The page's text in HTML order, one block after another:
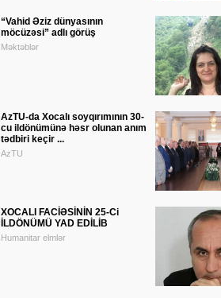
“Vahid Əziz dünyasının
möcüzəsi” adlı görüş
Məktəblər
AzTU-da Xocalı soyqırımının 30-
cu ildönümünə həsr olunan anım
tədbiri keçir ...
AzTU
XOCALI FACİƏSİNİN 25-Ci
İLDÖNÜMÜ YAD EDİLİB
Humanitar elmlər